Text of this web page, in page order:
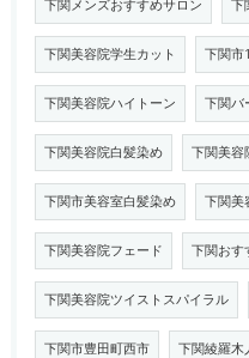
下関メンズおすすめサロン 下
下関美容院学生カット 下関市
下関美容院ハイトーン 下関バ
下関美容院白髪染め 下関美容
下関市美容室白髪染め 下関美
下関美容院フェード 下関おす
下関美容院ツイストスパイラル
下関市豊田町西市 下関綾羅木